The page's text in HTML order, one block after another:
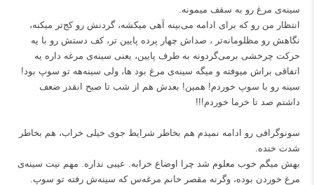
سینه‌ی مرغ رو به سقف میمونه.
انتظار من رو که برای ادامه می‌بینه آهی میکشه، گردنش رو کج‌تر میکنه،
نگاهش رو مظلومانه‌تر ، صداش چهار پرده پایین تر، کف دستش رو با یه
حرکت چرخشی برمی‌گردونه به طرف پایین، یعنی سینه‌ی مرغه داره یه
اتفاقی براش میوفته و میگه سینه‌ی مرغ بود ها، ولی سینه‌هه تو سوپ بود!
سینه رو با سوپ خوردم! همین! بعدش هم از شب تا صبح انقدر ضعف
داشتم صد تا خرما خوردم!!!
سونوگرافی رو ادامه نمیدم هم بخاطر شرایط جوی خیلی خراب، هم بخاطر
شدت خنده.
بهش میگم خوب معلوم شد چرا اوضاع خرابه. عیبی نداره. مهم نیت سینه‌ی
مرغ خوردن بوده، وگرنه مقصر خانم مرغه‌س که سینه‌ش رفته تو سوپ.